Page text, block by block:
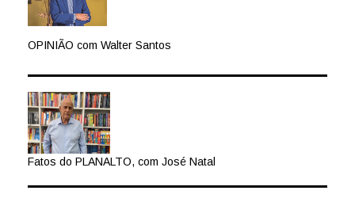
OPINIÃO com Walter Santos
Fatos do PLANALTO, com José Natal